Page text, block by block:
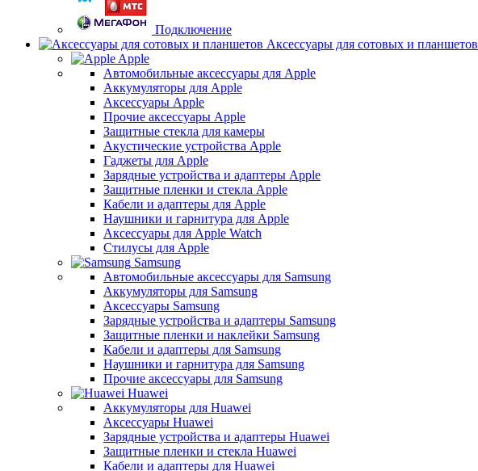
Подключение
Аксессуары для сотовых и планшетов
Apple
Автомобильные аксессуары для Apple
Аккумуляторы для Apple
Аксессуары Apple
Прочие аксессуары Apple
Защитные стекла для камеры
Акустические устройства Apple
Гаджеты для Apple
Зарядные устройства и адаптеры Apple
Защитные пленки и стекла Apple
Кабели и адаптеры для Apple
Наушники и гарнитура для Apple
Аксессуары для Apple Watch
Стилусы для Apple
Samsung
Автомобильные аксессуары для Samsung
Аккумуляторы для Samsung
Аксессуары Samsung
Зарядные устройства и адаптеры Samsung
Защитные пленки и наклейки Samsung
Кабели и адаптеры для Samsung
Наушники и гарнитура для Samsung
Прочие аксессуары для Samsung
Huawei
Аккумуляторы для Huawei
Аксессуары Huawei
Зарядные устройства и адаптеры Huawei
Защитные пленки и стекла Huawei
Кабели и адаптеры для Huawei